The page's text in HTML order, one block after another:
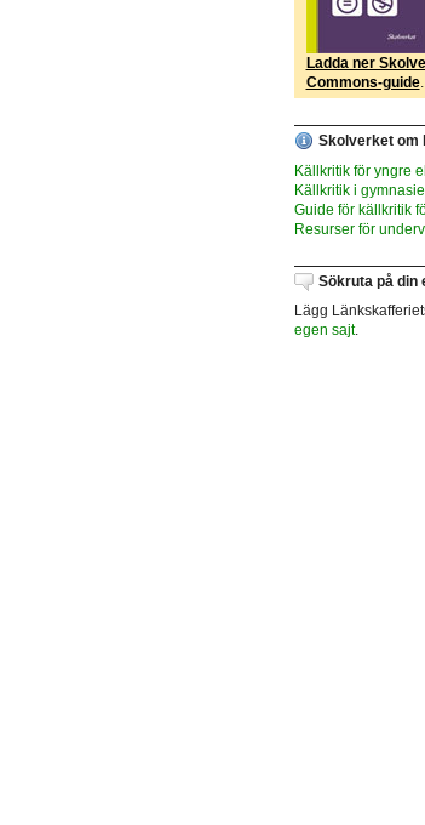
Ladda ner
Commons-guide.
Skolverket om
Källkritik för yngre
Källkritik i
Guide för källkritik
Resurser för
Sökruta på din
Lägg
egen sajt.